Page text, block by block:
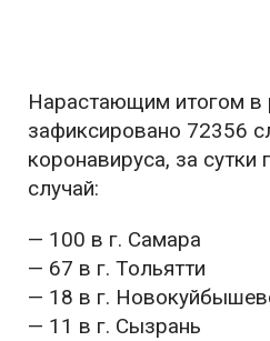
Нарастающим итогом в
зафиксировано 72356
коронавируса, за
случай:
— 100 в г. Самара
— 67 в г. Тольятти
— 18 в г.
— 11 в г. Сызрань